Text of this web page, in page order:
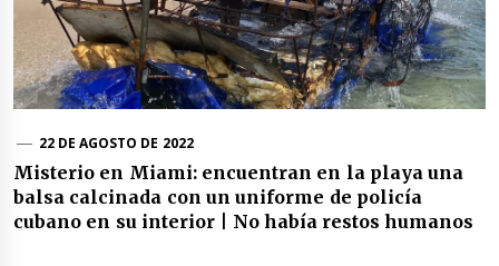
22 DE AGOSTO DE 2022
Misterio en Miami: encuentran en la playa una
balsa calcinada con un uniforme de policía
cubano en su interior | No había restos humanos